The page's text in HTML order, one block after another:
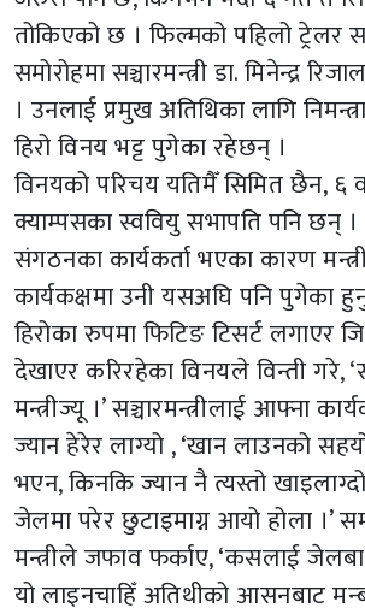
तोकिएको छ । फिल्मको पहिलो ट्रेलर
समोरोहमा सञ्चारमन्त्री डा. मिनेन्द्र
। उनलाई प्रमुख अतिथिका लागि
हिरो विनय भट्ट पुगेका रहेछन् ।
विनयको परिचय यतिमैँ सिमित छैन, ६
क्याम्पसका स्ववियु सभापति पनि छन् ।
संगठनका कार्यकर्ता भएका कारण
कार्यकक्षमा उनी यसअघि पनि पुगेका
हिरोका रुपमा फिटिङ टिसर्ट लगाएर
देखाएर करिरहेका विनयले विन्ती गरे,
मन्त्रीज्यू ।’ सञ्चारमन्त्रीलाई आफ्ना
ज्यान हेरेर लाग्यो , ‘खान लाउनको
भएन, किनकि ज्यान नै त्यस्तो
जेलमा परेर छुटाइमाग्न आयो होला ।’
मन्त्रीले जफाव फर्काए, ‘कसलाई
यो लाइनचाहिँ अतिथीको आसनबाट